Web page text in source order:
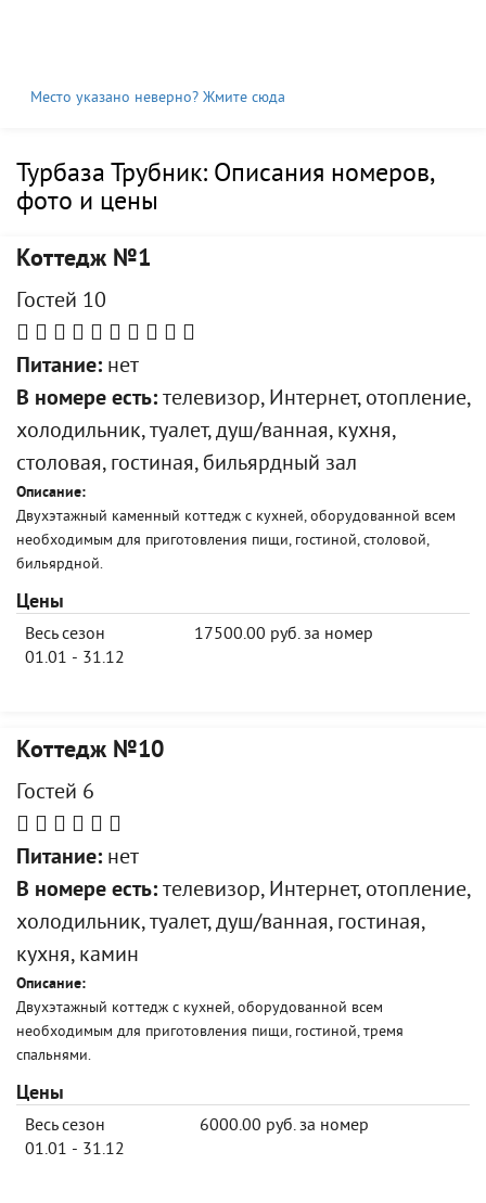
Место указано неверно? Жмите сюда
Турбаза Трубник: Описания номеров,
фото и цены
Коттедж №1
Гостей 10
Питание: нет
В номере есть: телевизор, Интернет, отопление,
холодильник, туалет, душ/ванная, кухня,
столовая, гостиная, бильярдный зал
Описание:
Двухэтажный каменный коттедж с кухней, оборудованной всем
необходимым для приготовления пищи, гостиной, столовой,
бильярдной.
Цены
Весь сезон
01.01 - 31.12
17500.00 руб. за номер
Коттедж №10
Гостей 6
Питание: нет
В номере есть: телевизор, Интернет, отопление,
холодильник, туалет, душ/ванная, гостиная,
кухня, камин
Описание:
Двухэтажный коттедж с кухней, оборудованной всем
необходимым для приготовления пищи, гостиной, тремя
спальнями.
Цены
Весь сезон
01.01 - 31.12
6000.00 руб. за номер